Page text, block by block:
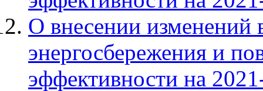
О внесении изменений
энергосбережения и
эффективности на